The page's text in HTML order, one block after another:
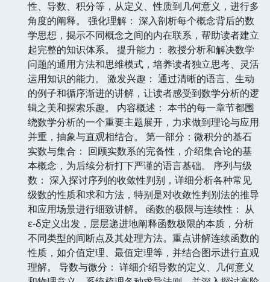
性、导数、积分等，从定义、性质到几何意义，进行多
角度的阐释。 强化理解： 深入剖析每个概念背后的数
学思想，揭示不同概念之间的内在联系，帮助读者建立
起完整的知识体系。 提升能力： 教授分析和解决数学
问题的通用方法和思维模式，培养读者独立思考、灵活
运用知识的能力。 激发兴趣： 通过清晰的语言、生动
的例子和循序渐进的讲解，让读者感受到数学分析的逻
辑之美和探索乐趣。 内容概述： 本书的每一章节都围
绕数学分析的一个重要主题展开，力求做到理论与应用
并重，抽象与直观相结合。 第一部分：微积分的基石
实数与集合： 回顾实数系的完备性，介绍集合论的基
本概念，为后续分析打下严谨的语言基础。 序列与级
数： 深入探讨序列的收敛性判别，详细分析各种常见
级数的性质和求和方法，特别是对收敛性判别法的推导
和应用场景进行细致讲解。 函数的极限与连续性： 从
ε-δ定义出发，层层递进地阐释函数极限的本质，分析
不同类型的间断点及其处理方法。重点讲解连续函数的
性质，如介值定理、最值定理等，并结合图示进行直观
理解。 导数与微分： 详细介绍导数的定义、几何意义